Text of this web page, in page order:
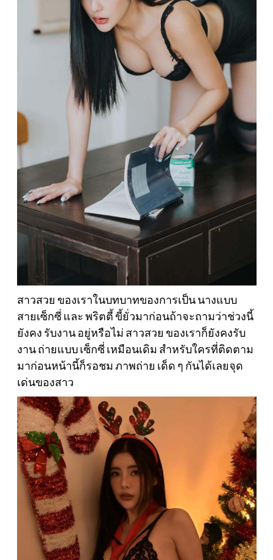
สาวสวย ของเราในบทบาทของการเป็น นางแบบ
สายเซ็กซี่ และ พริตตี้ ขี้ยั่วมาก่อนถ้าจะถามว่าช่วงนี้
ยังคง รับงาน อยู่หรือไม่ สาวสวย ของเราก็ยังคงรับ
งาน ถ่ายแบบ เซ็กซี่ เหมือนเดิม สำหรับใครที่ติดตาม
มาก่อนหน้านี้ก็รอชม ภาพถ่าย เด็ด ๆ กันได้เลยจุด
เด่นของสาว